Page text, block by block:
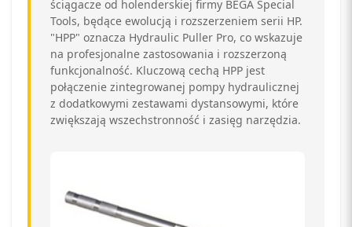
ściągacze od holenderskiej firmy BEGA Special
Tools, będące ewolucją i rozszerzeniem serii HP.
"HPP" oznacza Hydraulic Puller Pro, co wskazuje
na profesjonalne zastosowania i rozszerzoną
funkcjonalność. Kluczową cechą HPP jest
połączenie zintegrowanej pompy hydraulicznej
z dodatkowymi zestawami dystansowymi, które
zwiększają wszechstronność i zasięg narzędzia.